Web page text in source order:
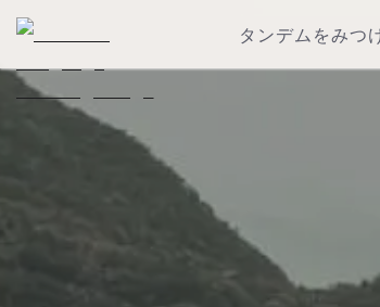
タンデムをみつ